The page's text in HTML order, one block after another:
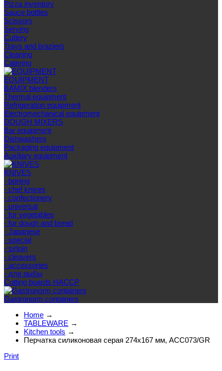
Pizza inventory
Sauce bottles
Scissors
Serving
Cutlery
Trays and braziers
Сleaning
Catering
EQUIPMENT
BAMIX blenders
Thermal equipment
Refrigeration equipment
Electromechanical equipment
DOUGH MIXERS
Bar equipment
Dishwashers
Packaging equipment
Auxiliary equipment
KNIVES
- boning
- chef knives
- confectionery
- universal
- for vegetables
- for dough and bread
- Japanese
- special
- sirloin
- cleavers
- accessories
- для рыбы
Cutting boards HACCP
Gastronorm containers
Home →
TABLEWARE →
Kitchen tools →
Перчатка силиконовая серая 274х167 мм, ACC073/GR
Print